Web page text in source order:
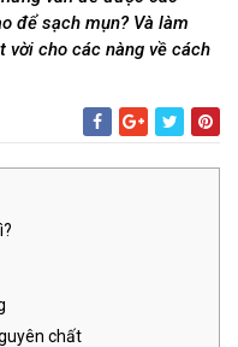
để sạch mụn? Và làm
vời cho các nàng về cách
chất